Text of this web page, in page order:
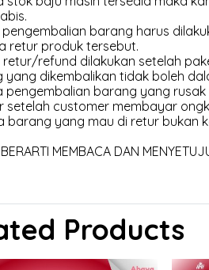
pengembalian barang harus
retur produk tersebut.
retur/refund dilakukan setelah
yang dikembalikan tidak boleh
pengembalian barang yang
setelah customer membayar
barang yang mau di retur bukan
MEMBACA DAN
Products